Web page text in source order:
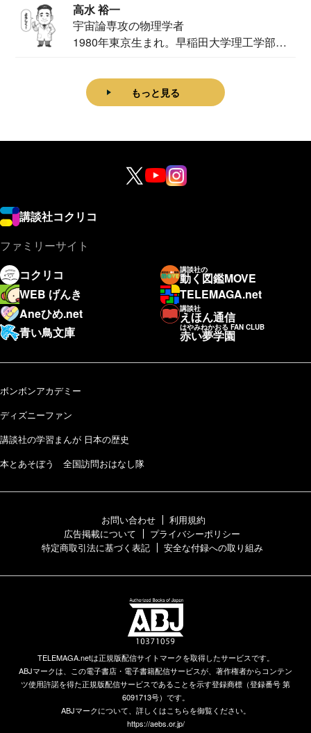
高水 裕一
宇宙論専攻の物理学者
1980年東京生まれ。早稲田大学理工学部物
もっと見る
講談社コクリコ
ファミリーサイト
コクリコ
講談社の
動く図鑑MOVE
WEB げんき
TELEMAGA.net
Aneひめ.net
講談社
えほん通信
青い鳥文庫
はやみねかおる FAN CLUB
赤い夢学園
ボンボンアカデミー
ディズニーファン
講談社の学習まんが 日本の歴史
本とあそぼう 全国訪問おはなし隊
お問い合わせ
利用規約
広告掲載について
プライバシーポリシー
特定商取引法に基づく表記
安全な付録への取り組み
TELEMAGA.netは正規版配信サイトマークを取得したサービスです。
ABJマークは、この電子書店・電子書籍配信サービスが、著作権者からコンテン
ツ使用許諾を得た正規版配信サービスであることを示す登録商標（登録番号 第
6091713号）です。
ABJマークについて、詳しくはこちらを御覧ください。
https://aebs.or.jp/